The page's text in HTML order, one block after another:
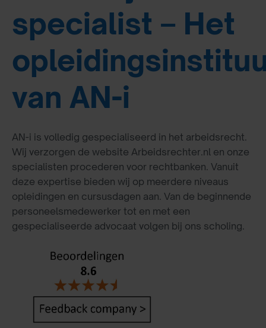
specialist – Het
van AN-i
AN-i is volledig gespecialiseerd in het arbeidsrecht.
Wij verzorgen de website Arbeidsrechter.nl en onze
specialisten procederen voor rechtbanken. Vanuit
deze expertise bieden wij op meerdere niveaus
opleidingen en cursusdagen aan. Van de beginnende
personeelsmedewerker tot en met een
gespecialiseerde advocaat volgen bij ons scholing.